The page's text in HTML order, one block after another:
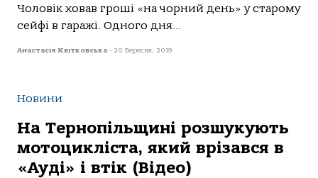
Чоловік ховав гроші «на чорний день» у старому
сейфі в гаражі. Одного дня...
Анастасія Квітковська - 20 Вересня, 2019
Новини
На Тернопільщині розшукують
мотоцикліста, який врізався в
«Ауді» і втік (Відео)